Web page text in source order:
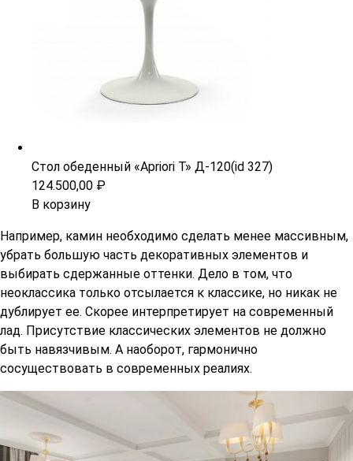
Стол обеденный «Apriori T» Д-120(id 327)
124.500,00 ₽
В корзину
Например, камин необходимо сделать менее массивным,
убрать большую часть декоративных элементов и
выбирать сдержанные оттенки. Дело в том, что
неоклассика только отсылается к классике, но никак не
дублирует ее. Скорее интерпретирует на современный
лад. Присутствие классических элементов не должно
быть навязчивым. А наоборот, гармонично
сосуществовать в современных реалиях.